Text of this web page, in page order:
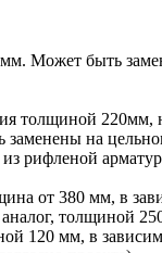
Может быть
толщиной
на
из рифленой
от 380 мм, в
толщиной
120 мм, в